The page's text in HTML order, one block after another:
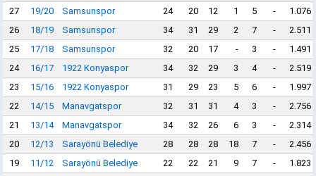
27
19/20 Samsunspor 24 20 12 1 5 -
1.076
26
18/19 Samsunspor 34 31 29 2 7 -
2.511
25
17/18 Samsunspor 32 20 17 - 3 -
1.491
24
16/17 1922 Konyaspor 34 32 29 3 4 -
2.519
23
15/16 1922 Konyaspor 31 29 23 5 6 -
1.997
22
14/15 Manavgatspor 32 31 31 4 3 -
2.756
21
13/14 Manavgatspor 34 32 26 6 3 -
2.314
20
12/13 Sarayönü Belediye 28 28 28 18 7 -
2.456
19
11/12 Sarayönü Belediye 22 22 21 9 7 -
1.823